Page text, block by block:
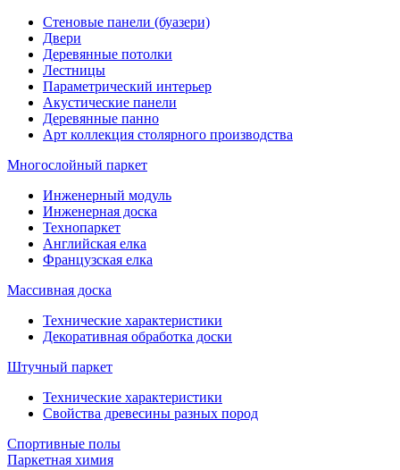
Стеновые панели (буазери)
Двери
Деревянные потолки
Лестницы
Параметрический интерьер
Акустические панели
Деревянные панно
Арт коллекция столярного производства
Многослойный паркет
Инженерный модуль
Инженерная доска
Технопаркет
Английская елка
Французская елка
Массивная доска
Технические характеристики
Декоративная обработка доски
Штучный паркет
Технические характеристики
Свойства древесины разных пород
Спортивные полы
Паркетная химия